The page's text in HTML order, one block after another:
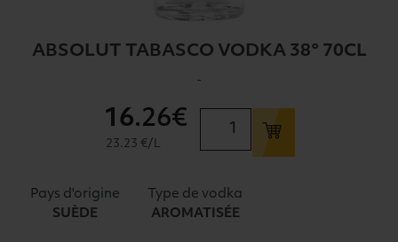
ABSOLUT TABASCO VODKA 38° 70CL
-
ABSOLUT
VODKA
16.26€
23.23 €/L
Pays d'origine
SUÈDE
Type de vodka
AROMATISÉE